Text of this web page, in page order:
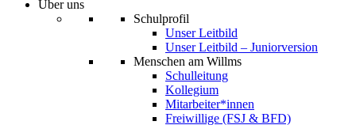
Über uns
Schulprofil
Unser Leitbild
Unser Leitbild – Juniorversion
Menschen am Willms
Schulleitung
Kollegium
Mitarbeiter*innen
Freiwillige (FSJ & BFD)